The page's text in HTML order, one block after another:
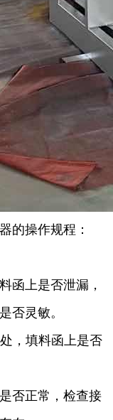
的操作规程：
函上是否泄漏，
否灵敏。
，填料函上是否
否正常，检查接